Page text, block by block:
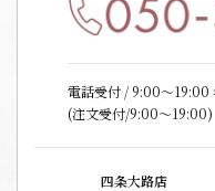
電話受付 / 9:00〜19:00
(注文受付/9:00～19:00)
四条大路店